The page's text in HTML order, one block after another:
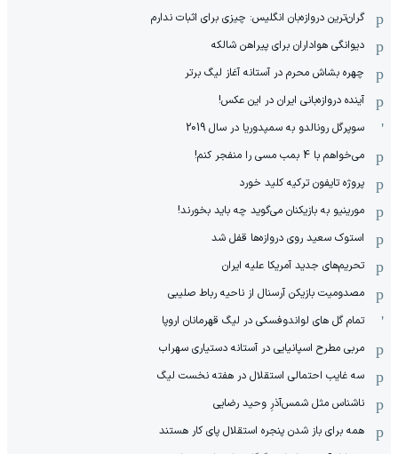
گران‌ترین دروازه‌بان انگلیس: چیزی برای اثبات ندارم
دیوانگی هواداران برای پیراهن شالکه
چهره بشاش محرم در آستانه آغاز لیگ برتر
آینده دروازه‌بانی ایران در این عکس!
سوپرگل رونالدو به سمپدوریا در سال 2019
می‌خواهم با 4 بمب مسی را منفجر کنم!
پروژه تایفون ترکیه کلید خورد
مورینیو به بازیکنان می‌گوید چه باید بخورند!
استوک سعید روی دروازه‌ها قفل شد
تحریم‌های جدید آمریکا علیه ایران
مصدومیت بازیکن آرسنال از ناحیه رباط صلیبی
تمام گل های لواندوفسکی در لیگ قهرمانان اروپا
مربی مطرح اسپانیایی در آستانه دستیاری سهراب
سه غایب احتمالی استقلال در هفته نخست لیگ
ناشناس مثل شمس‌آذرِ وحید رضایی
همه برای باز شدن پنجره استقلال پای کار هستند